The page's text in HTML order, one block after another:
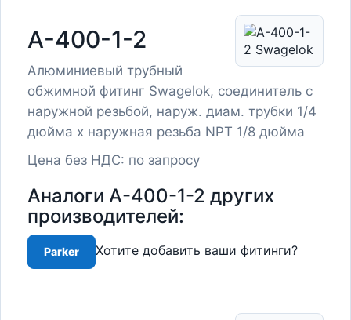
A-400-1-2
Алюминиевый трубный
обжимной фитинг Swagelok, соединитель с
наружной резьбой, наруж. диам. трубки 1/4
дюйма x наружная резьба NPT 1/8 дюйма
Цена без НДС: по запросу
Аналоги A-400-1-2 других
производителей:
Parker Хотите добавить ваши фитинги?